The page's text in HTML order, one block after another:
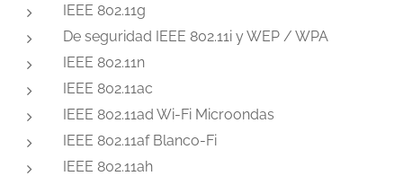
IEEE 802.11g
De seguridad IEEE 802.11i y WEP / WPA
IEEE 802.11n
IEEE 802.11ac
IEEE 802.11ad Wi-Fi Microondas
IEEE 802.11af Blanco-Fi
IEEE 802.11ah